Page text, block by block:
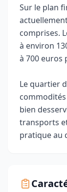
Sur le plan
comprises.
à environ
à 700 euros
Le quartier
commodités
bien
transports
pratique au